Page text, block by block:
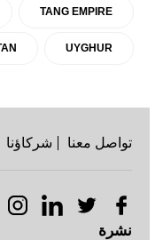
TANG EMPIRE
UYGHUR
تواصل معنا شركاؤنا
نشرة